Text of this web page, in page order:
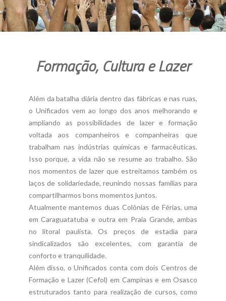
Formação, Cultura e Lazer
Além da batalha diária dentro das fábricas e nas ruas,
o Unificados vem ao longo dos anos melhorando e
ampliando as possibilidades de lazer e formação
voltada aos companheiros e companheiras que
trabalham nas indústrias químicas e farmacêuticas.
Isso porque, a vida não se resume ao trabalho. São
nos momentos de lazer que estreitamos também os
laços de solidariedade, reunindo nossas famílias para
compartilharmos bons momentos juntos.
Atualmente mantemos duas Colônias de Férias, uma
em Caraguatatuba e outra em Praia Grande, ambas
no litoral paulista. Os preços de estadia para
sindicalizados são excelentes, com garantia de
conforto e tranquilidade.
Além disso, o Unificados conta com dois Centros de
Formação e Lazer (Cefol) em Campinas e em Osasco
estruturados tanto para realização de cursos, como